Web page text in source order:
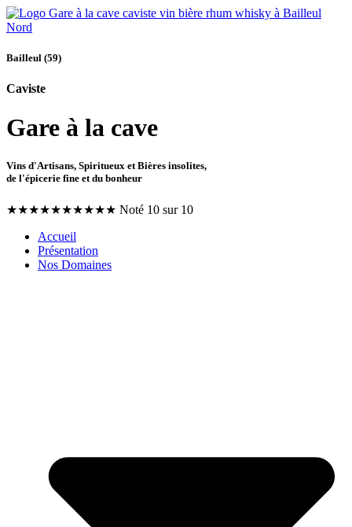
Bailleul (59)
Caviste
Gare à la cave
Vins d'Artisans, Spiritueux et Bières insolites,
de l'épicerie fine et du bonheur
★★★★★★★★★★ Noté 10 sur 10
Accueil
Présentation
Nos Domaines